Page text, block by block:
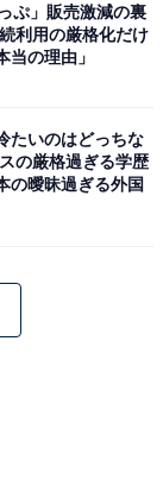
ぷ」販売激減の裏
利用の厳格化だけ
当の理由」
たいのはどっちな
の厳格過ぎる学歴
の曖昧過ぎる外国